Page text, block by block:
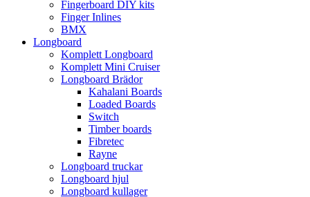
Fingerboard DIY kits
Finger Inlines
BMX
Longboard
Komplett Longboard
Komplett Mini Cruiser
Longboard Brädor
Kahalani Boards
Loaded Boards
Switch
Timber boards
Fibretec
Rayne
Longboard truckar
Longboard hjul
Longboard kullager